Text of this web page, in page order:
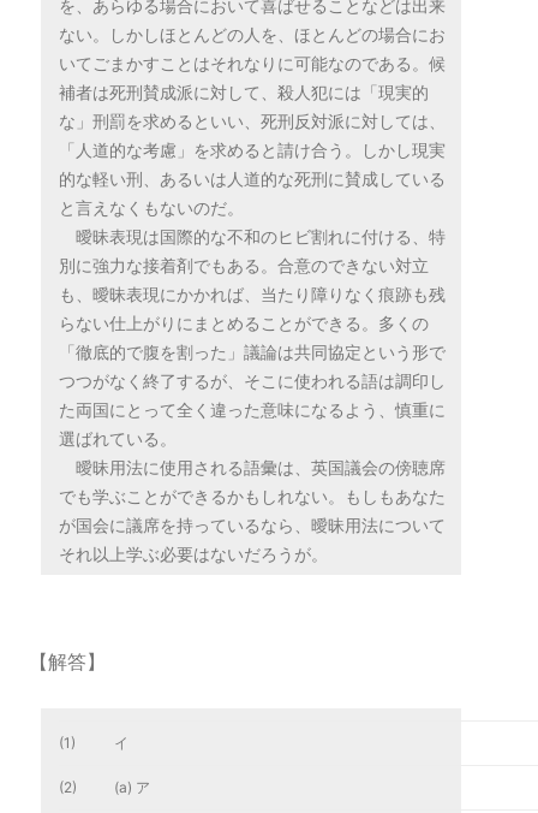
を、あらゆる場合において喜ばせることなどは出来
ない。しかしほとんどの人を、ほとんどの場合にお
いてごまかすことはそれなりに可能なのである。候
補者は死刑賛成派に対して、殺人犯には「現実的
な」刑罰を求めるといい、死刑反対派に対しては、
「人道的な考慮」を求めると請け合う。しかし現実
的な軽い刑、あるいは人道的な死刑に賛成している
と言えなくもないのだ。
曖昧表現は国際的な不和のヒビ割れに付ける、特
別に強力な接着剤でもある。合意のできない対立
も、曖昧表現にかかれば、当たり障りなく痕跡も残
らない仕上がりにまとめることができる。多くの
「徹底的で腹を割った」議論は共同協定という形で
つつがなく終了するが、そこに使われる語は調印し
た両国にとって全く違った意味になるよう、慎重に
選ばれている。
曖昧用法に使用される語彙は、英国議会の傍聴席
でも学ぶことができるかもしれない。もしもあなた
が国会に議席を持っているなら、曖昧用法について
それ以上学ぶ必要はないだろうが。
【解答】
(1) イ
(2) (a) ア